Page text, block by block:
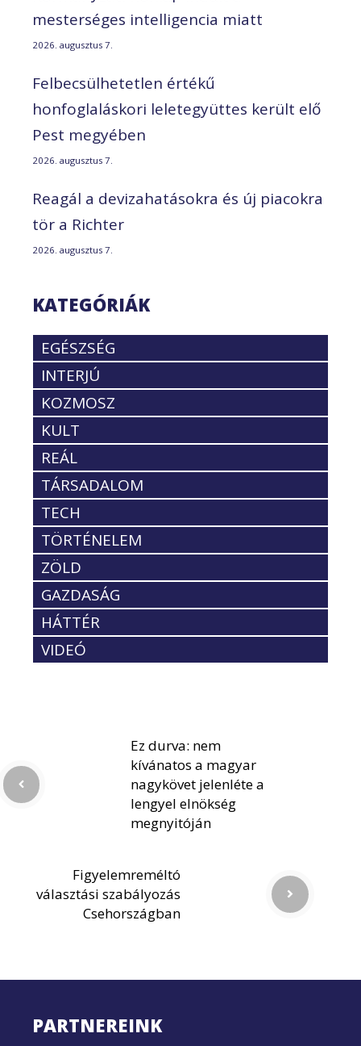
mesterséges intelligencia miatt
2026. augusztus 7.
Felbecsülhetetlen értékű
honfoglaláskori leletegyüttes került elő
Pest megyében
2026. augusztus 7.
Reagál a devizahatásokra és új piacokra
tör a Richter
2026. augusztus 7.
KATEGÓRIÁK
EGÉSZSÉG
INTERJÚ
KOZMOSZ
KULT
REÁL
TÁRSADALOM
TECH
TÖRTÉNELEM
ZÖLD
GAZDASÁG
HÁTTÉR
VIDEÓ
Ez durva: nem
kívánatos a magyar
nagykövet jelenléte a
lengyel elnökség
megnyitóján
Figyelemreméltó
választási szabályozás
Csehországban
PARTNEREINK